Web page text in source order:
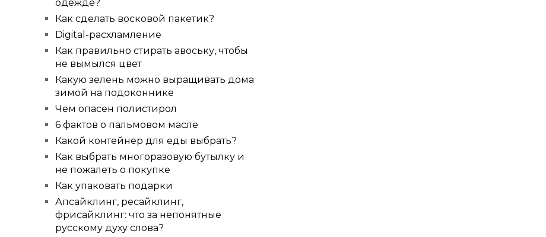
одежде?
Как сделать восковой пакетик?
Digital-расхламление
Как правильно стирать авоську, чтобы
не вымылся цвет
Какую зелень можно выращивать дома
зимой на подоконнике
Чем опасен полистирол
6 фактов о пальмовом масле
Какой контейнер для еды выбрать?
Как выбрать многоразовую бутылку и
не пожалеть о покупке
Как упаковать подарки
Апсайклинг, ресайклинг,
фрисайклинг: что за непонятные
русскому духу слова?